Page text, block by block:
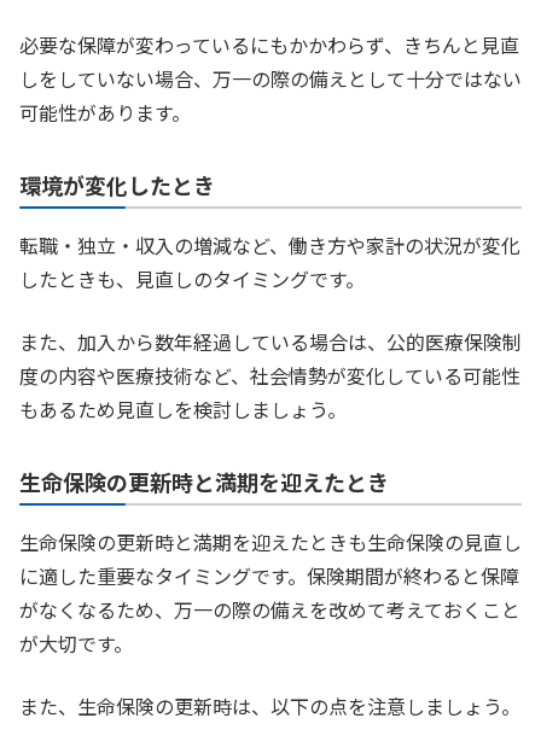
必要な保障が変わっているにもかかわらず、きちんと見直
しをしていない場合、万一の際の備えとして十分ではない
可能性があります。
環境が変化したとき
転職・独立・収入の増減など、働き方や家計の状況が変化
したときも、見直しのタイミングです。
また、加入から数年経過している場合は、公的医療保険制
度の内容や医療技術など、社会情勢が変化している可能性
もあるため見直しを検討しましょう。
生命保険の更新時と満期を迎えたとき
生命保険の更新時と満期を迎えたときも生命保険の見直し
に適した重要なタイミングです。保険期間が終わると保障
がなくなるため、万一の際の備えを改めて考えておくこと
が大切です。
また、生命保険の更新時は、以下の点を注意しましょう。